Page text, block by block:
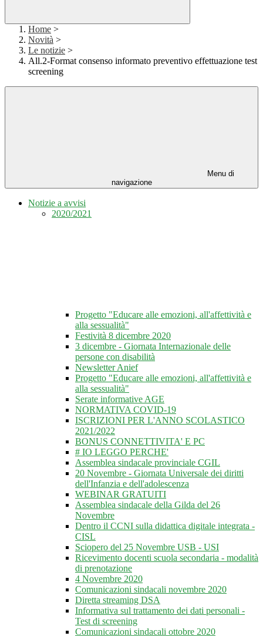
Home >
Novità >
Le notizie >
All.2-Format consenso informato preventivo effettuazione test
screening
Menu di
navigazione
Notizie a avvisi
2020/2021
Progetto "Educare alle emozioni, all'affettività e
alla sessualità"
Festività 8 dicembre 2020
3 dicembre - Giornata Internazionale delle
persone con disabilità
Newsletter Anief
Progetto "Educare alle emozioni, all'affettività e
alla sessualità"
Serate informative AGE
NORMATIVA COVID-19
ISCRIZIONI PER L'ANNO SCOLASTICO
2021/2022
BONUS CONNETTIVITA' E PC
# IO LEGGO PERCHE'
Assemblea sindacale provinciale CGIL
20 Novembre - Giornata Universale dei diritti
dell'Infanzia e dell'adolescenza
WEBINAR GRATUITI
Assemblea sindacale della Gilda del 26
Novembre
Dentro il CCNI sulla didattica digitale integrata -
CISL
Sciopero del 25 Novembre USB - USI
Ricevimento docenti scuola secondaria - modalità
di prenotazione
4 Novembre 2020
Comunicazioni sindacali novembre 2020
Diretta streaming DSA
Informativa sul trattamento dei dati personali -
Test di screening
Comunicazioni sindacali ottobre 2020